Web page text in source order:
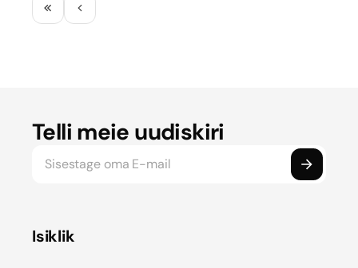
Telli meie uudiskiri
Isiklik